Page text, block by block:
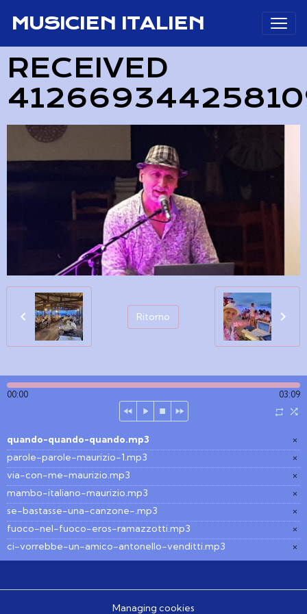
MUSICIEN ITALIEN
RECEIVED
Ritorno
00:00 03:09
×
quando-quando-quando.mp3
×
parole-parole-maurizio-1.mp3
×
via-con-me-maurizio.mp3
×
mambo-italiano-maurizio.mp3
×
se-bastasse-una-canzone-.mp3
×
fuoco-nel-fuoco-eros-ramazzotti.mp3
×
ci-vorrebbe-un-amico-antonello-venditti.mp3
Managing cookies